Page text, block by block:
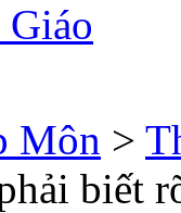
Môn >
biết